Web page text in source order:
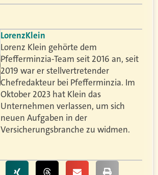
LorenzKlein
Lorenz Klein gehörte dem
Pfefferminzia-Team seit 2016 an, seit
2019 war er stellvertretender
Chefredakteur bei Pfefferminzia. Im
Oktober 2023 hat Klein das
Unternehmen verlassen, um sich
neuen Aufgaben in der
Versicherungsbranche zu widmen.